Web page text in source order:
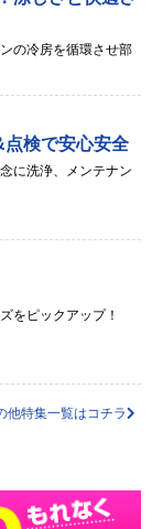
の冷房を循環させ部
点検で安心安全
に洗浄、メンテナン
をピックアップ！
他特集一覧はコチラ